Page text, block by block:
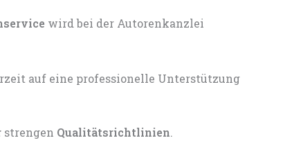
wird bei der Autorenkanzlei
strengen Qualitätsrichtlinien.